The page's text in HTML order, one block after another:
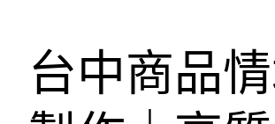
台中商品